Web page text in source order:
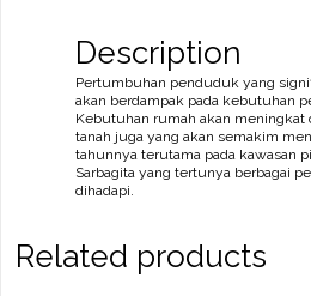
Description
Pertumbuhan penduduk yang
akan berdampak pada kebutuhan
Kebutuhan rumah akan
tanah juga yang akan semakim
tahunnya terutama pada kawasan
Sarbagita yang tertunya berbagai
dihadapi.
Related products